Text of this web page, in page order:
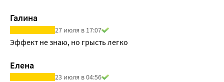
увеличивается в 2 раза, а период полувыведения
удлиняется.
Галина
27 июля в 17:07
Эффект не знаю, но грысть легко
Елена
23 июля в 04:56